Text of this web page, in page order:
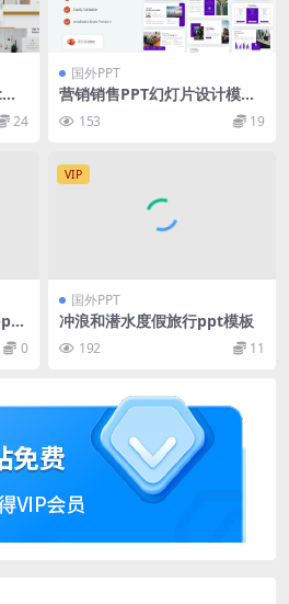
24
国外PPT
营销销售PPT幻灯片设计模板
Flexita – Marketing Power
Point Template
153 19
0
VIP
国外PPT
冲浪和潜水度假旅行ppt模板
192 11